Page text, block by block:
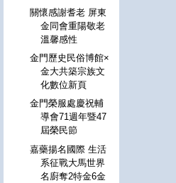
關懷感謝耆老 屏東
金同會重陽敬老
溫馨感性
金門歷史民俗博館×
金大共築宗族文
化數位新頁
金門榮服處慶祝輔
導會71週年暨47
屆榮民節
嘉藥揚名國際 生活
系征戰大馬世界
名廚奪2特金6金